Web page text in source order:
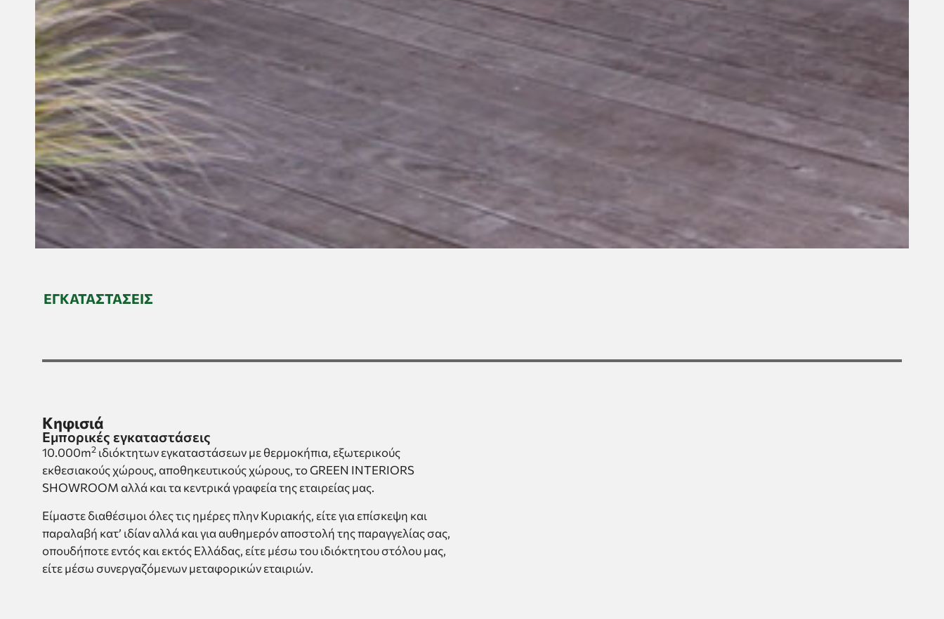
ΕΓΚΑΤΑΣΤΆΣΕΙΣ
Κηφισιά
Εμπορικές εγκαταστάσεις
10.000m2 ιδιόκτητων εγκαταστάσεων με θερμοκήπια, εξωτερικούς
εκθεσιακούς χώρους, αποθηκευτικούς χώρους, το GREEN INTERIORS
SHOWROOM αλλά και τα κεντρικά γραφεία της εταιρείας μας.
Είμαστε διαθέσιμοι όλες τις ημέρες πλην Κυριακής, είτε για επίσκεψη και
παραλαβή κατ’ ιδίαν αλλά και για αυθημερόν αποστολή της παραγγελίας σας,
οπουδήποτε εντός και εκτός Ελλάδας, είτε μέσω του ιδιόκτητου στόλου μας,
είτε μέσω συνεργαζόμενων μεταφορικών εταιριών.